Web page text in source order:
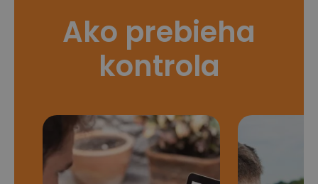
Ako prebieha
kontrola